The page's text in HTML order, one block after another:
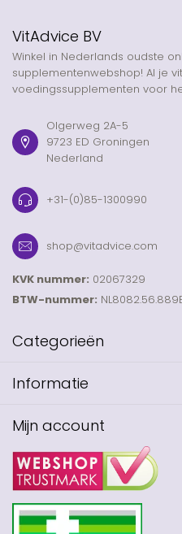
VitAdvice BV
Winkel in Nederlands oudste
supplementenwebshop! Al je
voedingssupplementen voor
Olgerweg 2A-5
9723 ED Groningen
Nederland
+31-(0)85-1300990
shop@vitadvice.com
KVK nummer: 02067329
BTW-nummer:
Categorieën
Informatie
Mijn account